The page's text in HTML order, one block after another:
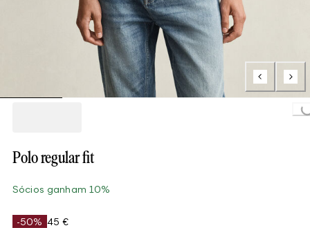
Polo regular fit
Sócios ganham 10%
-50% 45 €